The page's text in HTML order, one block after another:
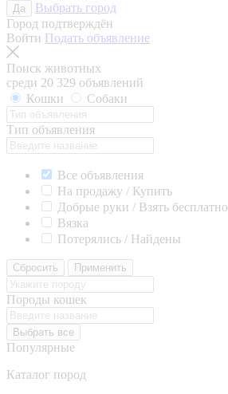
Да
Выбрать город
Город подтверждён
Войти Подать объявление
Поиск животных
среди 20 329 объявлений
Кошки
Собаки
Тип объявления
Все объявления
На продажу / Купить
Добрые руки / Взять бесплатно
Вязка
Потерялись / Найдены
Сбросить Применить
Породы кошек
Выбрать все
Популярные
Каталог пород